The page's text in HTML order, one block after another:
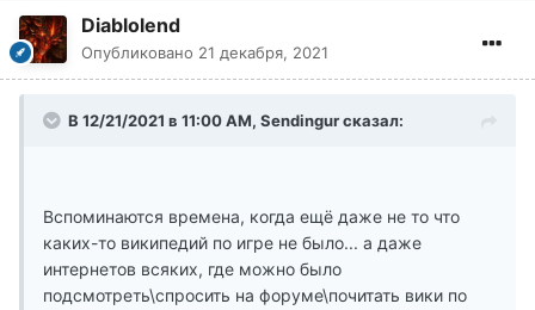
Diablolend
Опубликовано 21 декабря, 2021
В 12/21/2021 в 11:00 AM, Sendingur сказал:
Вспоминаются времена, когда ещё даже не то что
каких-то википедий по игре не было... а даже
интернетов всяких, где можно было
подсмотреть\спросить на форуме\почитать вики по